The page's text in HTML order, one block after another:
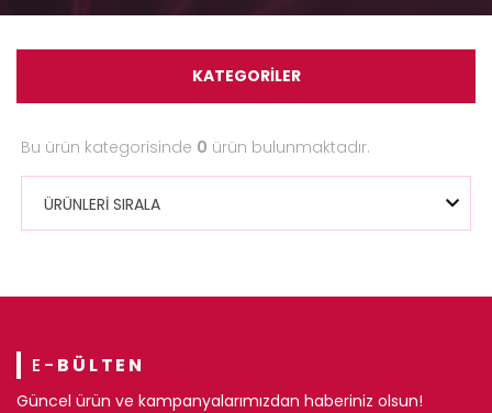
KATEGORİLER
Bu ürün kategorisinde 0 ürün bulunmaktadır.
ÜRÜNLERİ SIRALA
E- BÜLTEN
Güncel ürün ve kampanyalarımızdan haberiniz olsun!